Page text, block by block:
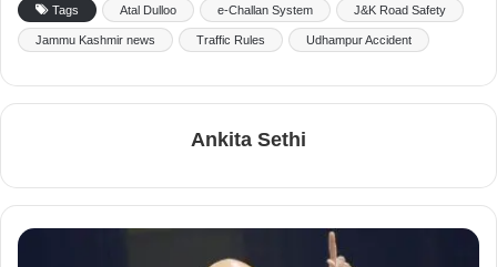
Tags Atal Dulloo e-Challan System J&K Road Safety
Jammu Kashmir news Traffic Rules Udhampur Accident
Ankita Sethi